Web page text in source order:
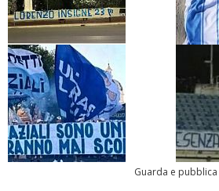
Guarda e pubblica